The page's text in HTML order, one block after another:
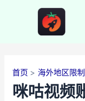
首页 海外地区限制
咪咕视频